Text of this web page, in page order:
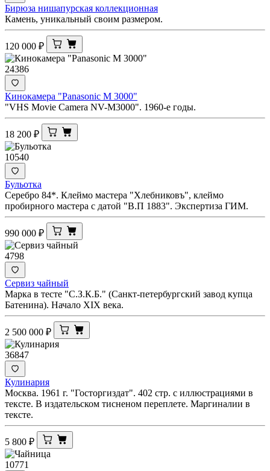
Бирюза нишапурская коллекционная
Камень, уникальный своим размером.
120 000 ₽
24386
Кинокамера "Panasonic M 3000"
"VHS Movie Camera NV-M3000". 1960-е годы.
18 200 ₽
10540
Бульотка
Серебро 84*. Клеймо мастера "Хлебниковъ", клеймо
пробирного мастера с датой "В.П 1883". Экспертиза ГИМ.
990 000 ₽
4798
Сервиз чайный
Марка в тесте "С.З.К.Б." (Санкт-петербургский завод купца
Батенина). Начало XIX века.
2 500 000 ₽
36847
Кулинария
Москва. 1961 г. "Госторгиздат". 402 стр. с иллюстрациями в
тексте. В издательском тисненом переплете. Маргиналии в
тексте.
5 800 ₽
10771